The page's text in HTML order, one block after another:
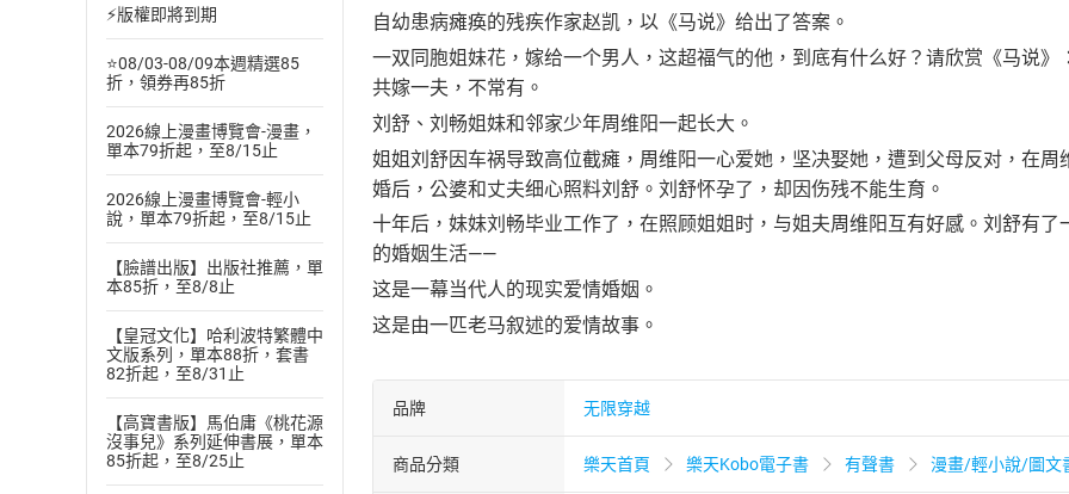
⚡版權即將到期
⭐08/03-08/09本週精選85
折，領券再85折
2026線上漫畫博覽會-漫畫，
單本79折起，至8/15止
2026線上漫畫博覽會-輕小
說，單本79折起，至8/15止
【臉譜出版】出版社推薦，單
本85折，至8/8止
【皇冠文化】哈利波特繁體中
文版系列，單本88折，套書
82折起，至8/31止
【高寶書版】馬伯庸《桃花源
沒事兒》系列延伸書展，單本
85折起，至8/25止
自幼患病瘫痪的残疾作家赵凯，以《马说》给出了答案。
一双同胞姐妹花，嫁给一个男人，这超福气的他，到底有什么好？请欣赏《马说
共嫁一夫，不常有。
刘舒、刘畅姐妹和邻家少年周维阳一起长大。
姐姐刘舒因车祸导致高位截瘫，周维阳一心爱她，坚决娶她，遭到父母反对，在
婚后，公婆和丈夫细心照料刘舒。刘舒怀孕了，却因伤残不能生育。
十年后，妹妹刘畅毕业工作了，在照顾姐姐时，与姐夫周维阳互有好感。刘舒有
的婚姻生活——
这是一幕当代人的现实爱情婚姻。
这是由一匹老马叙述的爱情故事。
品牌 无限穿越
商品分類 樂天首頁 樂天Kobo電子書 有聲書 漫畫/輕小說/圖文